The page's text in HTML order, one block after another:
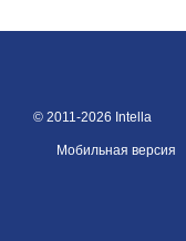
© 2011-2026 Intella
Мобильная версия